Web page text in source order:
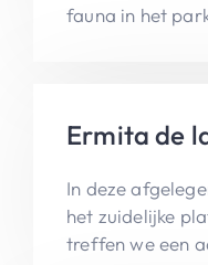
fauna in het
Ermita de
In deze
het zuidelijke
treffen we een